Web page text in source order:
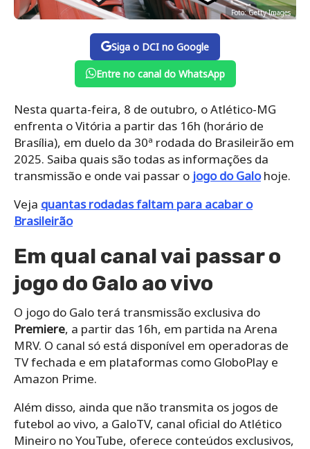
Foto: Getty Images
Siga o DCI no Google
Entre no canal do WhatsApp
Nesta quarta-feira, 8 de outubro, o Atlético-MG
enfrenta o Vitória a partir das 16h (horário de
Brasília), em duelo da 30ª rodada do Brasileirão em
2025. Saiba quais são todas as informações da
transmissão e onde vai passar o jogo do Galohoje.
Veja quantas rodadas faltam para acabar o
Brasileirão
Em qual canal vai passar o
jogo do Galo ao vivo
O jogo do Galo terá transmissão exclusiva do
Premiere, a partir das 16h, em partida na Arena
MRV. O canal só está disponível em operadoras de
TV fechada e em plataformas como GloboPlay e
Amazon Prime.
Além disso, ainda que não transmita os jogos de
futebol ao vivo, a GaloTV, canal oficial do Atlético
Mineiro no YouTube, oferece conteúdos exclusivos,